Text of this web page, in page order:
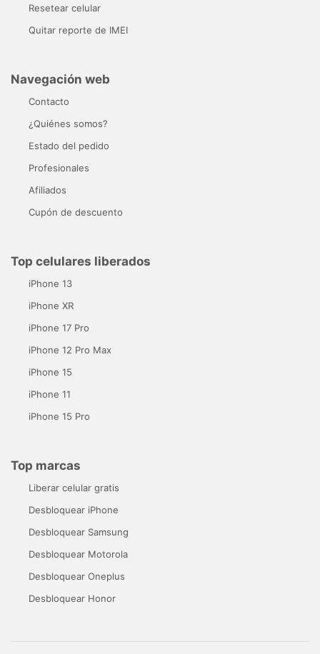
Resetear celular
Quitar reporte de IMEI
Navegación web
Contacto
¿Quiénes somos?
Estado del pedido
Profesionales
Afiliados
Cupón de descuento
Top celulares liberados
iPhone 13
iPhone XR
iPhone 17 Pro
iPhone 12 Pro Max
iPhone 15
iPhone 11
iPhone 15 Pro
Top marcas
Liberar celular gratis
Desbloquear iPhone
Desbloquear Samsung
Desbloquear Motorola
Desbloquear Oneplus
Desbloquear Honor